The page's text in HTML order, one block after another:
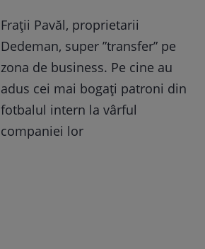
Frații Pavăl, proprietarii
Dedeman, super ”transfer” pe
zona de business. Pe cine au
adus cei mai bogați patroni din
fotbalul intern la vârful
companiei lor